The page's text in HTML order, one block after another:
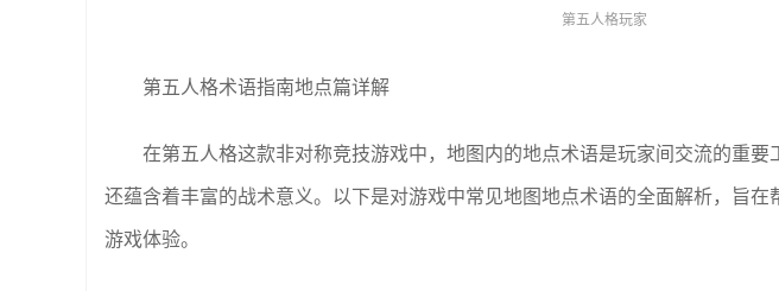
第五人格玩家
第五人格术语指南地点篇详解
在第五人格这款非对称竞技游戏中，地图内的地点术语是玩家间交流的重要
还蕴含着丰富的战术意义。以下是对游戏中常见地图地点术语的全面解析，旨
游戏体验。